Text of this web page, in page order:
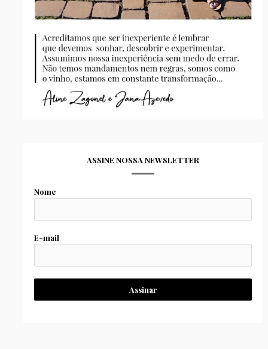
ASSINE NOSSA NEWSLETTER
Nome
E-mail
Assinar